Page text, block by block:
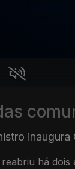
há dois